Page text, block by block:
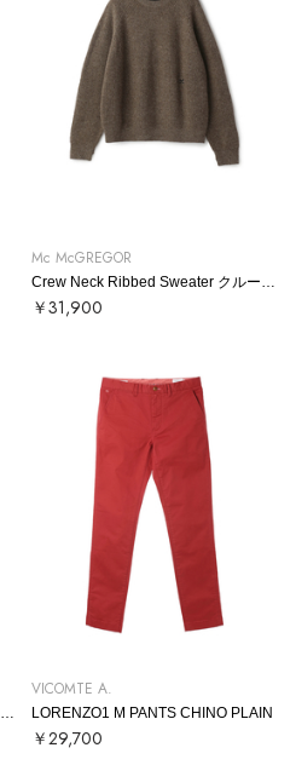
Mc McGREGOR
Crew Neck Ribbed Sweater クルーネックリブニット
￥31,900
Mohair Crew Neck Sweater モヘアクルーネックニット
VICOMTE A.
LORENZO1 M PANTS CHINO PLAIN
￥29,700